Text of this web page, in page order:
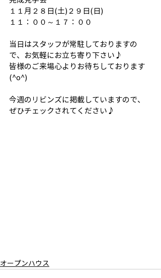
１１月２８日(土)２９日(日)
１１：００～１７：００
当日はスタッフが常駐しておりますの
で、お気軽にお立ち寄り下さい♪
皆様のご来場心よりお待ちしております
(^o^)
今週のリビンズに掲載していますので、
ぜひチェックされてください♪
オープンハウス